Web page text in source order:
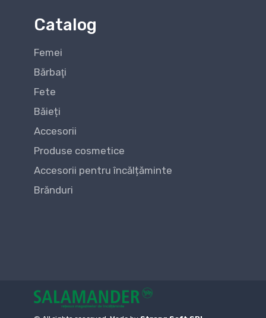
Catalog
Femei
Bărbaţi
Fete
Băieți
Accesorii
Produse cosmetice
Accesorii pentru încălțăminte
Brănduri